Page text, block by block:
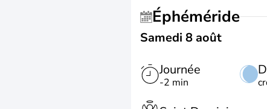
Éphéméride
Samedi 8 août
Journée
-2 min